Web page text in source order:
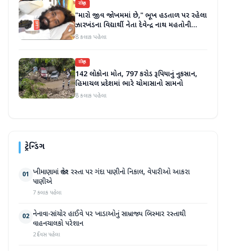
રાષ્ટ્રીય
"મારો જીવ જોખમમાં છે," ભૂખ હડતાળ પર રહેલા
ઝારખંડના વિદ્યાર્થી નેતા દેવેન્દ્ર નાથ મહતોની
તબિયત ખરાબ
8 કલાક પહેલા
રાષ્ટ્રીય
142 લોકોના મોત, 797 કરોડ રૂપિયાનું નુકસાન,
હિમાચલ પ્રદેશમાં ભારે ચોમાસાનો સામનો
8 કલાક પહેલા
ટ્રેન્ડિંગ
01 ખીમાણામાં જાહેર રસ્તા પર ગંદા પાણીનો નિકાલ, વેપારીઓ આકરા
પાણીએ
7 કલાક પહેલા
02 નેનાવા-સાંચોર હાઈવે પર ખાડાઓનું સામ્રાજ્ય બિસ્માર રસ્તાથી
વાહનચાલકો પરેશાન
2 દિવસ પહેલા